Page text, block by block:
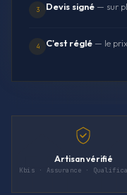
3 Devis signé — sur
4 C'est réglé — le
Artisan vérifié
Kbis · Assurance ·